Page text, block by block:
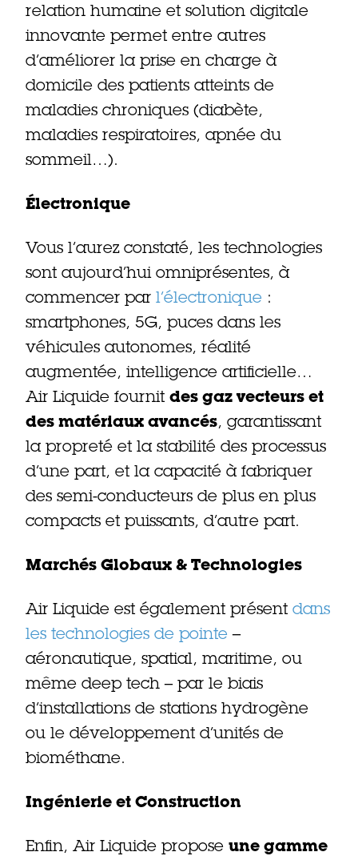
relation humaine et solution digitale
innovante permet entre autres
d’améliorer la prise en charge à
domicile des patients atteints de
maladies chroniques (diabète,
maladies respiratoires, apnée du
sommeil…).
Électronique
Vous l’aurez constaté, les technologies
sont aujourd’hui omniprésentes, à
commencer par l’électronique :
smartphones, 5G, puces dans les
véhicules autonomes, réalité
augmentée, intelligence artificielle…
Air Liquide fournit des gaz vecteurs et
des matériaux avancés, garantissant
la propreté et la stabilité des processus
d’une part, et la capacité à fabriquer
des semi-conducteurs de plus en plus
compacts et puissants, d’autre part.
Marchés Globaux & Technologies
Air Liquide est également présent dans
les technologies de pointe –
aéronautique, spatial, maritime, ou
même deep tech – par le biais
d’installations de stations hydrogène
ou le développement d’unités de
biométhane.
Ingénierie et Construction
Enfin, Air Liquide propose une gamme